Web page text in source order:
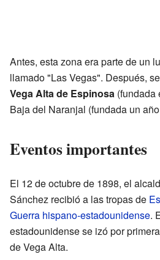
Antes, esta zona era parte de un
llamado "Las Vegas". Después,
Vega Alta de Espinosa (fundada
Baja del Naranjal (fundada un
Eventos importantes
El 12 de octubre de 1898, el
Sánchez recibió a las tropas de
Guerra hispano-estadounidense.
estadounidense se izó por
de Vega Alta.